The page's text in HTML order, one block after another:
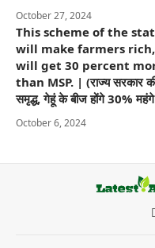
October 27, 2024
This scheme of the
will make farmers
will get 30 percent
than MSP. | (राज्य सरकार
समृद्ध, गेहूं के बीज होंगे 30%
October 6, 2024